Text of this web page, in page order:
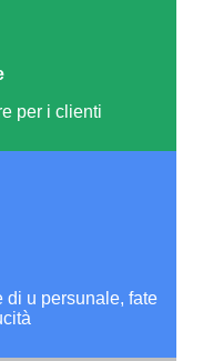
per i clienti
di u persunale, fate